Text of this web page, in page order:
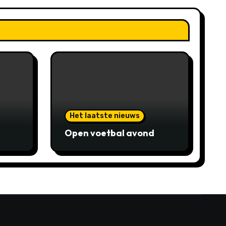
Het laatste nieuws
Open voetbal avond